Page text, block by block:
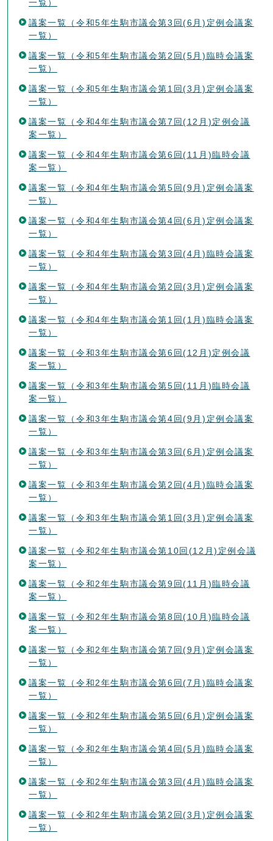
一覧）
議案一覧（令和5年生駒市議会第3回(6月)定例会議案
一覧）
議案一覧（令和5年生駒市議会第2回(5月)臨時会議案
一覧）
議案一覧（令和5年生駒市議会第1回(3月)定例会議案
一覧）
議案一覧（令和4年生駒市議会第7回(12月)定例会議
案一覧）
議案一覧（令和4年生駒市議会第6回(11月)臨時会議
案一覧）
議案一覧（令和4年生駒市議会第5回(9月)定例会議案
一覧）
議案一覧（令和4年生駒市議会第4回(6月)定例会議案
一覧）
議案一覧（令和4年生駒市議会第3回(4月)臨時会議案
一覧）
議案一覧（令和4年生駒市議会第2回(3月)定例会議案
一覧）
議案一覧（令和4年生駒市議会第1回(1月)臨時会議案
一覧）
議案一覧（令和3年生駒市議会第6回(12月)定例会議
案一覧）
議案一覧（令和3年生駒市議会第5回(11月)臨時会議
案一覧）
議案一覧（令和3年生駒市議会第4回(9月)定例会議案
一覧）
議案一覧（令和3年生駒市議会第3回(6月)定例会議案
一覧）
議案一覧（令和3年生駒市議会第2回(4月)臨時会議案
一覧）
議案一覧（令和3年生駒市議会第1回(3月)定例会議案
一覧）
議案一覧（令和2年生駒市議会第10回(12月)定例会議
案一覧）
議案一覧（令和2年生駒市議会第9回(11月)臨時会議
案一覧）
議案一覧（令和2年生駒市議会第8回(10月)臨時会議
案一覧）
議案一覧（令和2年生駒市議会第7回(9月)定例会議案
一覧）
議案一覧（令和2年生駒市議会第6回(7月)臨時会議案
一覧）
議案一覧（令和2年生駒市議会第5回(6月)定例会議案
一覧）
議案一覧（令和2年生駒市議会第4回(5月)臨時会議案
一覧）
議案一覧（令和2年生駒市議会第3回(4月)臨時会議案
一覧）
議案一覧（令和2年生駒市議会第2回(3月)定例会議案
一覧）